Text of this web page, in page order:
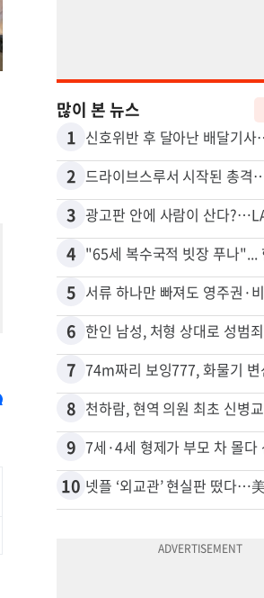
많이 본 뉴스
1
2
3
4
5
6
7
8
9
10